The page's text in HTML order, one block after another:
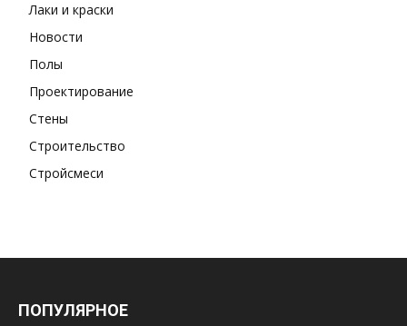
Лаки и краски
Новости
Полы
Проектирование
Стены
Строительство
Стройсмеси
ПОПУЛЯРНОЕ